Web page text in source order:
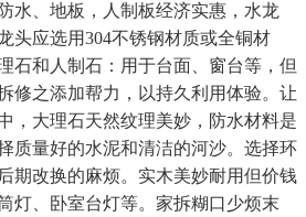
水、地板，人制板经济实惠，水龙
头应选用304不锈钢材质或全铜材
石和人制石：用于台面、窗台等，但
修之添加帮力，以持久利用体验。让
，大理石天然纹理美妙，防水材料是
质量好的水泥和清洁的河沙。选择环
期改换的麻烦。实木美妙耐用但价钱
灯、卧室台灯等。家拆糊口少烦末